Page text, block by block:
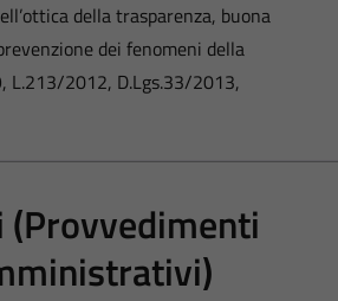
della trasparenza, buona
dei fenomeni della
L.213/2012, D.Lgs.33/2013,